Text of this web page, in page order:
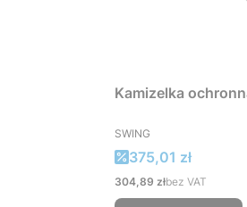
Kamizelka
PRODUCENT
SWING
Cena promocyjna
375,01 zł
Cena
304,89 złbez VAT